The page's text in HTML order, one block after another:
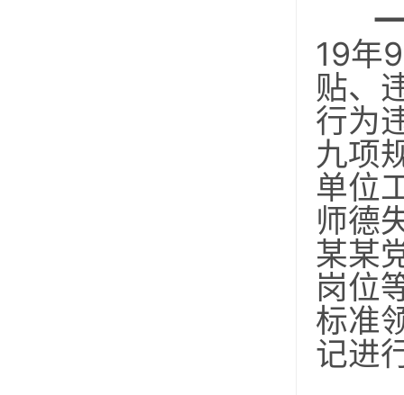
19年
贴、
行为
九项
单位
师德
某某
岗位
标准
记进